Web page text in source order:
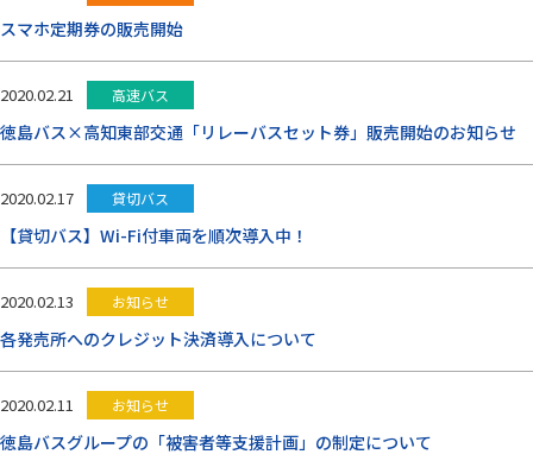
スマホ定期券の販売開始
2020.02.21 高速バス
徳島バス×高知東部交通「リレーバスセット券」販売開始のお知らせ
2020.02.17 貸切バス
【貸切バス】Wi-Fi付車両を順次導入中！
2020.02.13 お知らせ
各発売所へのクレジット決済導入について
2020.02.11 お知らせ
徳島バスグループの「被害者等支援計画」の制定について